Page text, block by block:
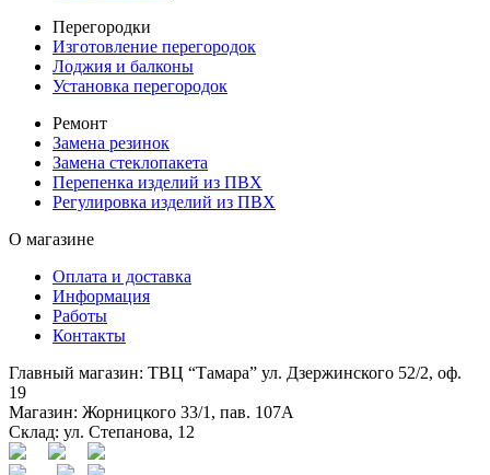
Перегородки
Изготовление перегородок
Лоджия и балконы
Установка перегородок
Ремонт
Замена резинок
Замена стеклопакета
Перепенка изделий из ПВХ
Регулировка изделий из ПВХ
О магазине
Оплата и доставка
Информация
Работы
Контакты
Главный магазин: ТВЦ “Тамара” ул. Дзержинского 52/2, оф.
19
Магазин: Жорницкого 33/1, пав. 107А
Склад: ул. Степанова, 12